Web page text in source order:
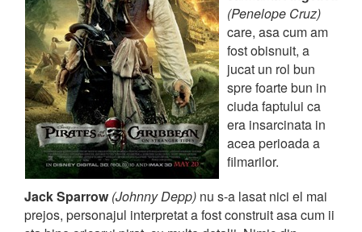
(Penelope Cruz)
care, asa cum am
fost obisnuit, a
jucat un rol bun
spre foarte bun in
ciuda faptului ca
era insarcinata in
acea perioada a
filmarilor.
Jack Sparrow (Johnny Depp) nu s-a lasat nici el mai
prejos, personajul interpretat a fost construit asa cum ii